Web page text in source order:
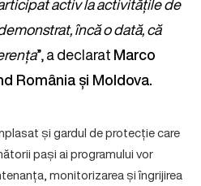
încă o dată, că
”, a declaratMarco
România și Moldova.
și gardul de protecție care
pași ai programului vor
monitorizarea și îngrijirea